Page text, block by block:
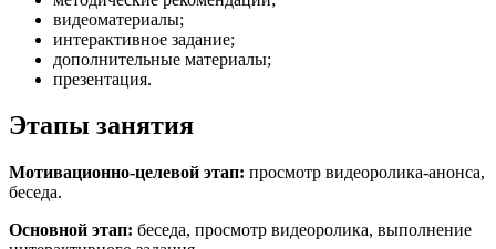
видеоматериалы;
интерактивное задание;
дополнительные материалы;
презентация.
Этапы занятия
Мотивационно-целевой этап: просмотр видеоролика-анонса,
беседа.
Основной этап: беседа, просмотр видеоролика, выполнение